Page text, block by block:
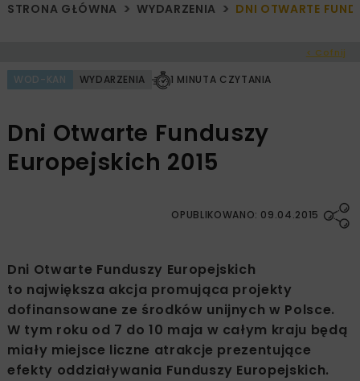
STRONA GŁÓWNA WYDARZENIA DNI OTWARTE
< Cofnij
WOD-KAN WYDARZENIA 1 MINUTA CZYTANIA
Dni Otwarte Funduszy
Europejskich 2015
OPUBLIKOWANO: 09.04.2015
Dni Otwarte Funduszy Europejskich
to największa akcja promująca projekty
dofinansowane ze środków unijnych w Polsce.
W tym roku od 7 do 10 maja w całym kraju będą
miały miejsce liczne atrakcje prezentujące
efekty oddziaływania Funduszy Europejskich.